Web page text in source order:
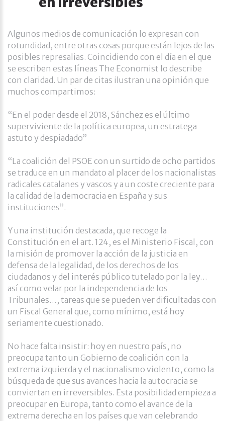
Algunos medios de comunicación lo expresan con
rotundidad, entre otras cosas porque están lejos de las
posibles represalias. Coincidiendo con el día en el que
se escriben estas líneas The Economist lo describe
con claridad. Un par de citas ilustran una opinión que
muchos compartimos:
“En el poder desde el 2018, Sánchez es el último
superviviente de la política europea, un estratega
astuto y despiadado”
“La coalición del PSOE con un surtido de ocho partidos
se traduce en un mandato al placer de los nacionalistas
radicales catalanes y vascos y a un coste creciente para
la calidad de la democracia en España y sus
instituciones”.
Y una institución destacada, que recoge la
Constitución en el art. 124, es el Ministerio Fiscal, con
la misión de promover la acción de la justicia en
defensa de la legalidad, de los derechos de los
ciudadanos y del interés público tutelado por la ley…
así como velar por la independencia de los
Tribunales…, tareas que se pueden ver dificultadas con
un Fiscal General que, como mínimo, está hoy
seriamente cuestionado.
No hace falta insistir: hoy en nuestro país, no
preocupa tanto un Gobierno de coalición con la
extrema izquierda y el nacionalismo violento, como la
búsqueda de que sus avances hacia la autocracia se
conviertan en irreversibles. Esta posibilidad empieza a
preocupar en Europa, tanto como el avance de la
extrema derecha en los países que van celebrando